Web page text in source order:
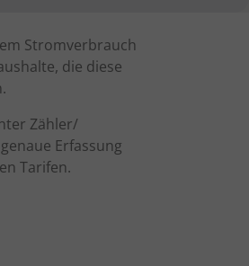
Stromverbrauch
die diese
Zähler/
Erfassung
Tarifen.